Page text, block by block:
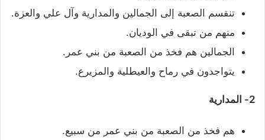
تنقسم الصعبة إلى الجمالين والمدارية وآل علي والعزة.
منهم من تبقى في الوديان.
الجمالين هم فخذ من الصعبة من بني عمر.
يتواجدون في رماح والعيطلية والمزيرع.
2- المدارية
هم فخذ من الصعبة من بني عمر من سبيع.